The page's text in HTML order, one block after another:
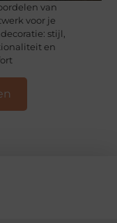
van
voor je
stijl,
en